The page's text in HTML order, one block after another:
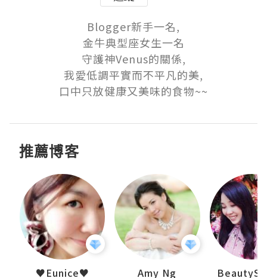
Blogger新手一名,
金牛典型座女生一名
守護神Venus的關係,
我愛低調平實而不平凡的美,
口中只放健康又美味的食物~~
推薦博客
♥Eunice♥ Amy Ng